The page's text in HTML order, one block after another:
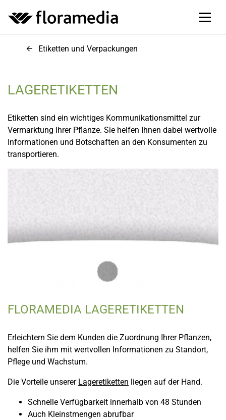
Etiketten und Verpackungen
LAGERETIKETTEN
Etiketten sind ein wichtiges Kommunikationsmittel zur
Vermarktung Ihrer Pflanze. Sie helfen Ihnen dabei wertvolle
Informationen und Botschaften an den Konsumenten zu
transportieren.
FLORAMEDIA LAGERETIKETTEN
Erleichtern Sie dem Kunden die Zuordnung Ihrer Pflanzen,
helfen Sie ihm mit wertvollen Informationen zu Standort,
Pflege und Wachstum.
Die Vorteile unserer Lageretiketten liegen auf der Hand.
Schnelle Verfügbarkeit innerhalb von 48 Stunden
Auch Kleinstmengen abrufbar